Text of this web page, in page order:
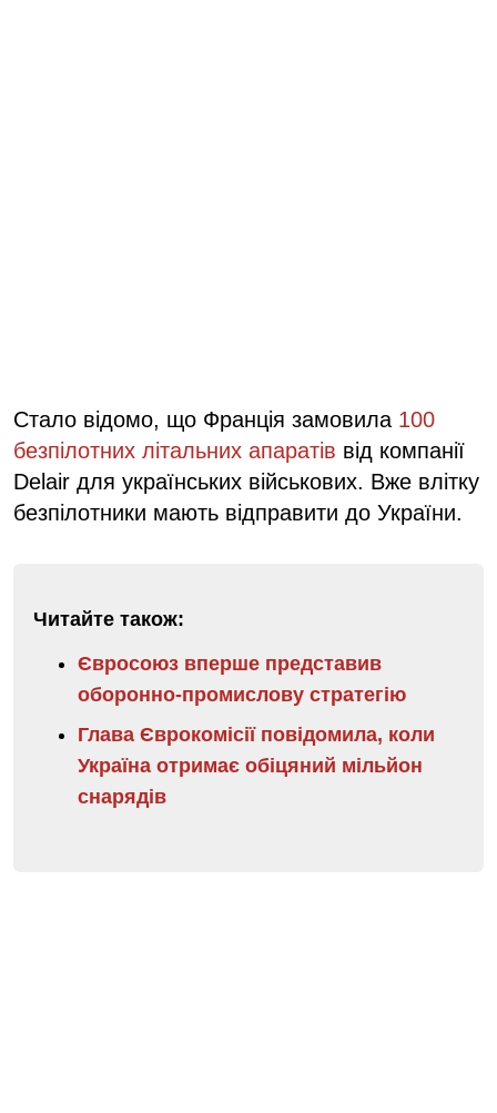
Стало відомо, що Франція замовила 100
безпілотних літальних апаратів від компанії
Delair для українських військових. Вже влітку
безпілотники мають відправити до України.
Читайте також:
Євросоюз вперше представив
оборонно-промислову стратегію
Глава Єврокомісії повідомила, коли
Україна отримає обіцяний мільйон
снарядів